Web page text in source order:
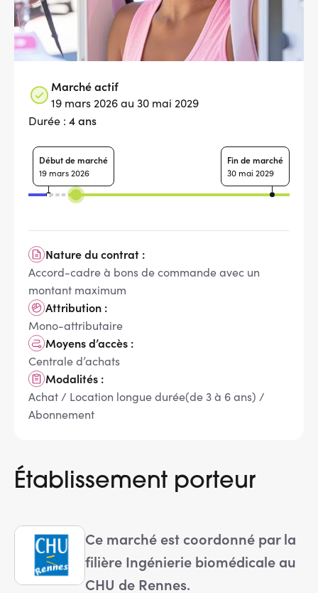
Marché actif
19 mars 2026 au 30 mai 2029
Durée : 4 ans
Début de marché
19 mars 2026
Fin de marché
30 mai 2029
Nature du contrat :
Accord-cadre à bons de commande avec un
montant maximum
Attribution :
Mono-attributaire
Moyens d’accès :
Centrale d’achats
Modalités :
Achat / Location longue durée(de 3 à 6 ans) /
Abonnement
Établissement porteur
Ce marché est coordonné par la
filière Ingénierie biomédicale au
CHU de Rennes.